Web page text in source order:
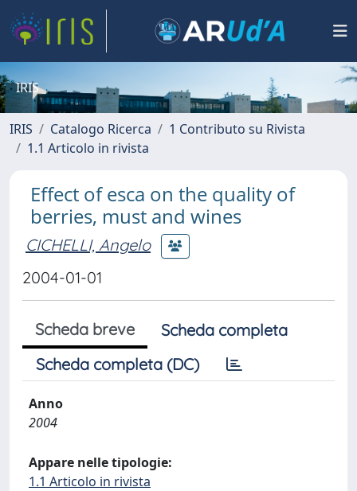
IRIS
IRIS Catalogo Ricerca
1 Contributo su Rivista
1.1 Articolo in rivista
Effect of esca on the quality of
berries, must and wines
CICHELLI, Angelo
2004-01-01
Scheda breve
Scheda completa
Scheda completa (DC)
Anno
2004
Appare nelle tipologie:
1.1 Articolo in rivista